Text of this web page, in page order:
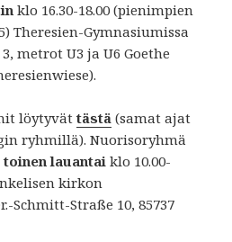
klo 16.30-18.00 (pienimpien
Theresien-Gymnasiumissa
metrot U3 ja U6 Goethe
löytyvättästä (samat ajat
ryhmillä). Nuorisoryhmä
toinen lauantai klo 10.00-
kirkon
Schmitt-Straße 10, 85737